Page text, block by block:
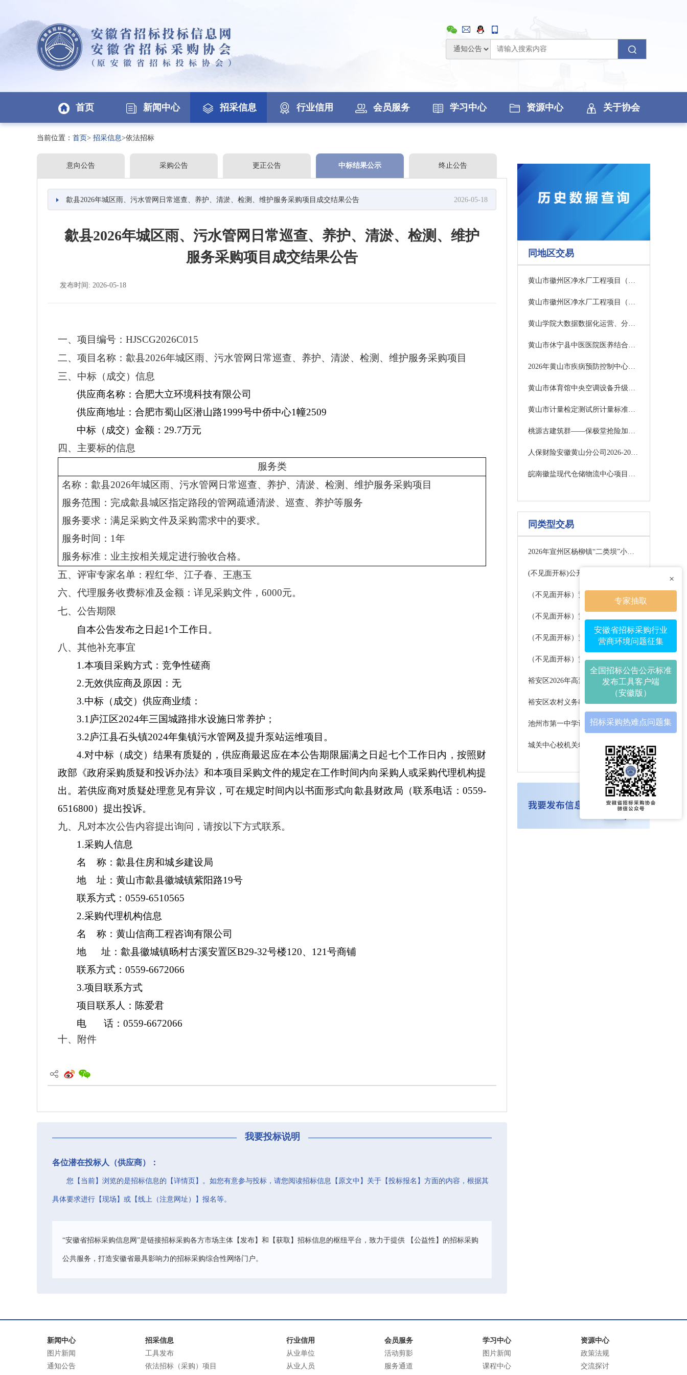
×
专家抽取
安徽省招标采购行业
营商环境问题征集
全国招标公告公示标准
发布工具客户端
（安徽版）
招标采购热难点问题集
首页 新闻中心 招采信息 行业信用 会员服务 学习中心 资源中心 关于协会
当前位置： 首页> 招采信息>依法招标
意向公告 采购公告 更正公告 中标结果公示 终止公告
歙县2026年城区雨、污水管网日常巡查、养护、清淤、检测、维护服务采购项目成交结果公告 2026-05-18
歙县2026年城区雨、污水管网日常巡查、养护、清淤、检测、维护
服务采购项目成交结果公告
发布时间: 2026-05-18
一、项目编号： HJSCG2026C01 5
二、项目名称： 歙县2026年城区雨、污水管网日常巡查、养护、清淤、检测、维护服务采购项目
三、中标（成交）信息
供应商名称：合肥大立环境科技有限公司
供应商地址：合肥市蜀山区潜山路1999号中侨中心1幢2509
中标（成交）金额： 29.7万元
四、主要标的信息
服务类
名称：歙县2026年城区雨、污水管网日常巡查、养护、清淤、检测、维护服务采购项目
服务范围：完成歙县城区指定路段的管网疏通清淤、巡查、养护等服务
服务要求：满足采购文件及采购需求中的要求。
服务时间： 1年
服务标准：业主按相关规定进行验收合格。
五、评审专家名单： 程红华、江子春、王惠玉
六、代理服务收费标准及金额： 详见采购文件， 6000元。
七、公告期限
自本公告发布之日起1个工作日。
八、其他补充事宜
1.本项目采购方式：竞争性磋商
2.无效供应商及原因：无
3.中标（成交）供应商业绩：
3.1庐江区2024年三国城路排水设施日常养护；
3.2庐江县石头镇2024年集镇污水管网及提升泵站运维项目。
4.对中标（成交）结果有质疑的，供应商最迟应在本公告期限届满之日起七个工作日内，按照财
政部《政府采购质疑和投诉办法》和本项目采购文件的规定在工作时间内向采购人或采购代理机构提
出。若供应商对质疑处理意见有异议，可在规定时间内以书面形式向歙县财政局（联系电话：0559-
6516800）提出投诉。
九、凡对本次公告内容提出询问，请按以下方式联系。
1.采购人信息
名
称：歙县住房和城乡建设局
地
址：黄山市歙县徽城镇紫阳路19号
联系方式：0559-6510565
2.采购代理机构信息
名
称：黄山信商工程咨询有限公司
地
址：歙县徽城镇旸村古溪安置区B29-32号楼120、121号商铺
联系方式：0559-6672066
3.项目联系方式
项目联系人：陈爱君
电
话：0559-6672066
十、附件
我要投标说明
各位潜在投标人（供应商）：
您【当前】浏览的是招标信息的【详情页】。如您有意参与投标，请您阅读招标信息【原文中】关于【投标报名】方面的内容，根据其
具体要求进行【现场】或【线上（注意网址）】报名等。
“安徽省招标采购信息网”是链接招标采购各方市场主体【发布】和【获取】招标信息的枢纽平台，致力于提供 【公益性】的招标采购
公共服务，打造安徽省最具影响力的招标采购综合性网络门户。
同地区交易
黄山市徽州区净水厂工程项目（EPCO）中标结果公示
黄山市徽州区净水厂工程项目（EPCO）中标结果公示
黄山学院大数据数据化运营、分析与管理实验室设备采购项目中标结果公告
黄山市休宁县中医医院医养结合服务能力建设项目项目管理及监理服务招标公开招标公告
2026年黄山市疾病预防控制中心标准化建设多病原快速筛查鉴定系统采购项目中标结果公告
黄山市体育馆中央空调设备升级改造采购项目招标公告
黄山市计量检定测试所计量标准设备更新项目招标公告
桃源古建筑群——保极堂抢险加固工程采购项目（三次）竞争性磋商公告
人保财险安徽黄山分公司2026-2028年度事故预防服务供应商项目中标结果公告
皖南徽盐现代仓储物流中心项目全过程跟踪及结算审计项目（二次） 中选公示
同类型交易
2026年宣州区杨柳镇“二类坝”小型水库加固提升项目成交结果公告
（不见面开标）竞争性磋商：铜陵市第一中学食堂委托经营项目竞争性磋商公告
（不见面开标）竞争性磋商：铜陵市第一中学智慧操场项目（二次）竞争性磋商公告
裕安区2026年高素质农民培育项目竞争性磋商公告
裕安区农村义务教育学生营养改善计划2026-2027学年度大米采购项目公开招标公告
池州市第一中学计算机化标准化考场建设招标公告
城关中心校机关幼儿园厨房设备采购项目公开招标公告
新闻中心
图片新闻
通知公告
招采信息
工具发布
依法招标（采购）项目
行业信用
从业单位
从业人员
会员服务
活动剪影
服务通道
学习中心
图片新闻
课程中心
资源中心
政策法规
交流探讨